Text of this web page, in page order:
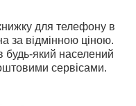
для телефону в
за відмінною ціною.
будь-який населений
сервісами.